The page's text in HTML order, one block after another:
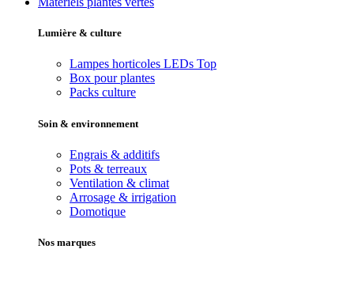
Lumière & culture
Lampes horticoles LEDs Top
Box pour plantes
Packs culture
Soin & environnement
Engrais & additifs
Pots & terreaux
Ventilation & climat
Arrosage & irrigation
Domotique
Nos marques